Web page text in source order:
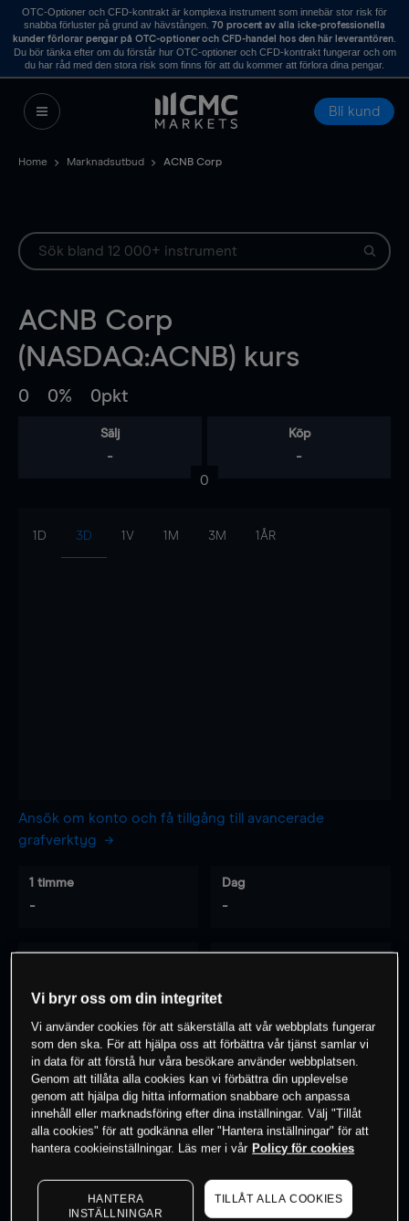
OTC-Optioner och CFD-kontrakt är komplexa instrument som innebär stor risk för
snabba förluster på grund av hävstången. 70 procent av alla icke-professionella
kunder förlorar pengar på OTC-optioner och CFD-handel hos den här leverantören.
Du bör tänka efter om du förstår hur OTC-optioner och CFD-kontrakt fungerar och om
du har råd med den stora risk som finns för att du kommer att förlora dina pengar.
Bli kund
Home Marknadsutbud ACNB Corp
ACNB Corp
(NASDAQ:ACNB) kurs
0 0% 0pkt
Sälj
-
Köp
-
0
1D 3D 1V 1M 3M 1ÅR
Ansök om konto och få tillgång till avancerade
grafverktyg
1 timme
-
Dag
-
0% av kunderna har en position i detta
instrument
Börja handla
Vi bryr oss om din integritet
Vi använder cookies för att säkerställa att vår webbplats fungerar
som den ska. För att hjälpa oss att förbättra vår tjänst samlar vi
in data för att förstå hur våra besökare använder webbplatsen.
Genom att tillåta alla cookies kan vi förbättra din upplevelse
genom att hjälpa dig hitta information snabbare och anpassa
innehåll eller marknadsföring efter dina inställningar. Välj "Tillåt
alla cookies" för att godkänna eller "Hantera inställningar" för att
hantera cookieinställningar. Läs mer i vår Policy för cookies
HANTERA
INSTÄLLNINGAR
TILLÅT ALLA COOKIES